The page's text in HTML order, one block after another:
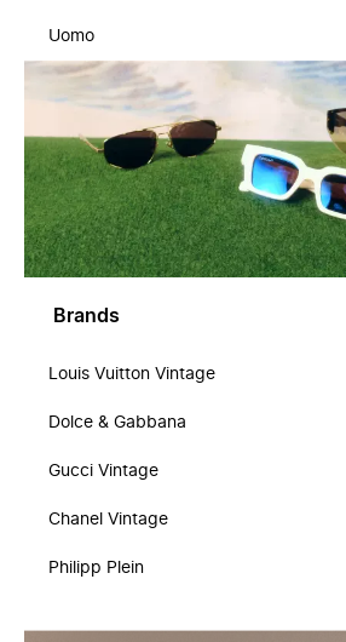
Uomo
Brands
Louis Vuitton Vintage
Dolce & Gabbana
Gucci Vintage
Chanel Vintage
Philipp Plein